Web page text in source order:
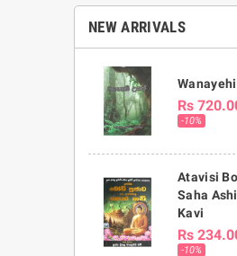
NEW ARRIVALS
Rs
-10%
Atavisi
Saha
Kavi
Rs
-10%